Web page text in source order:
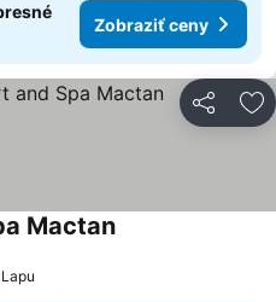
Zobraziť ceny
Zdieľať
MactanZobraziť ceny